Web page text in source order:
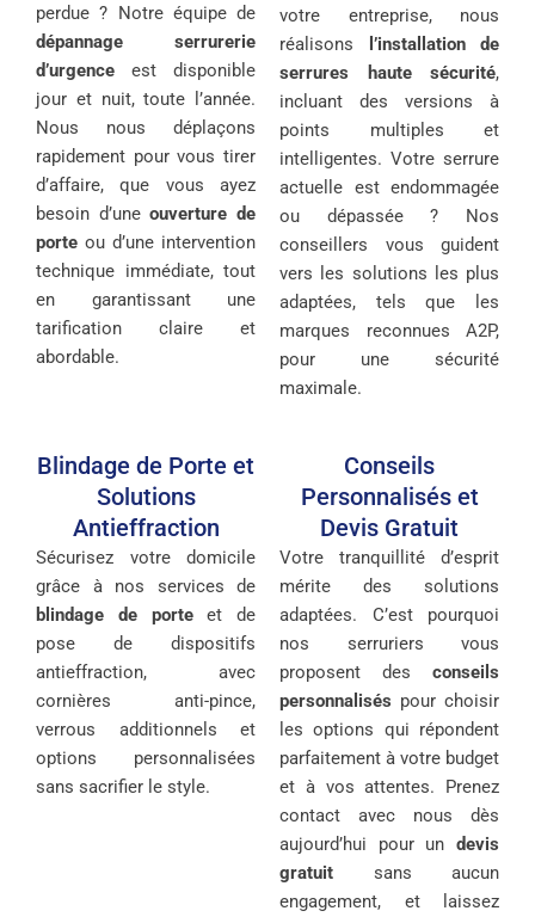
perdue ? Notre équipe de
dépannage serrurerie
d’urgence est disponible
jour et nuit, toute l’année.
Nous nous déplaçons
rapidement pour vous tirer
d’affaire, que vous ayez
besoin d’uneouverture de
porte ou d’une intervention
technique immédiate, tout
en garantissant une
tarification claire et
abordable.
votre entreprise, nous
réalisons
l’installation de
serrures haute sécurité,
incluant des versions à
points multiples et
intelligentes. Votre serrure
actuelle est endommagée
ou dépassée ? Nos
conseillers vous guident
vers les solutions les plus
adaptées, tels que les
marques reconnues A2P,
pour une sécurité
maximale.
Blindage de Porte et
Solutions
Antieffraction
Sécurisez votre domicile
grâce à nos services de
blindage de porteet de
pose de dispositifs
antieffraction, avec
cornières anti-pince,
verrous additionnels et
options personnalisées
sans sacrifier le style.
Conseils
Personnalisés et
Devis Gratuit
Votre tranquillité d’esprit
mérite des solutions
adaptées. C’est pourquoi
nos serruriers vous
proposent des conseils
personnalisés pour choisir
les options qui répondent
parfaitement à votre budget
et à vos attentes. Prenez
contact avec nous dès
aujourd’hui pour un devis
gratuit sans aucun
engagement, et laissez